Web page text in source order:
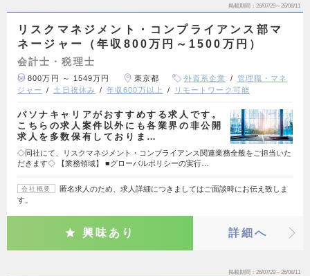
掲載期間 26/07/29～26/08/11
リスクマネジメント・コンプライアンス部マ
ネージャー（年収800万円～1500万円）
会計士・税理士
800万円 ～ 1549万円 東京都 外資系企業
管理職・マネ
ジャー
土日祝休み 年収600万以上 リモートワーク可能
パソナキャリアがおすすめする求人です。
こちらの求人案件以外にも各業界の非公開
求人を多数保有しておりま…
◇同社にて、リスクマネジメント・コンプライアンス関連業務全般をご担当いた
だきます◇ 【業務領域】 ■グローバルポリシーの実行…
会社概要
匿名求人のため、求人詳細につきましてはご面談時にお伝え致しま
す。
興味あり 詳細へ
掲載期間 26/07/29～26/08/11